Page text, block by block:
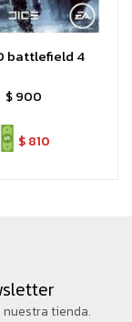
battlefield 4
$ 900
$810
tienda.